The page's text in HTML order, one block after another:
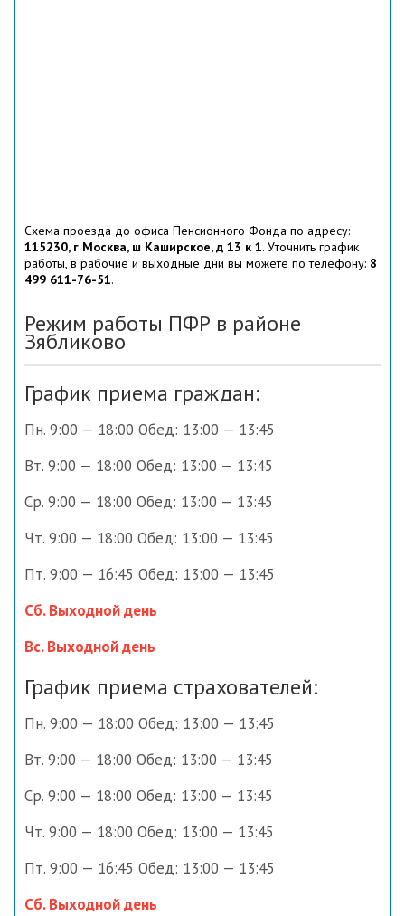
Схема проезда до офиса Пенсионного Фонда по адресу:
115230, г Москва, ш Каширское, д 13 к 1. Уточнить график
работы, в рабочие и выходные дни вы можете по телефону: 8
499 611-76-51.
Режим работы ПФР в районе
Зябликово
График приема граждан:
Пн. 9:00 — 18:00 Обед: 13:00 — 13:45
Вт. 9:00 — 18:00 Обед: 13:00 — 13:45
Ср. 9:00 — 18:00 Обед: 13:00 — 13:45
Чт. 9:00 — 18:00 Обед: 13:00 — 13:45
Пт. 9:00 — 16:45 Обед: 13:00 — 13:45
Сб. Выходной день
Вс. Выходной день
График приема страхователей:
Пн. 9:00 — 18:00 Обед: 13:00 — 13:45
Вт. 9:00 — 18:00 Обед: 13:00 — 13:45
Ср. 9:00 — 18:00 Обед: 13:00 — 13:45
Чт. 9:00 — 18:00 Обед: 13:00 — 13:45
Пт. 9:00 — 16:45 Обед: 13:00 — 13:45
Сб. Выходной день